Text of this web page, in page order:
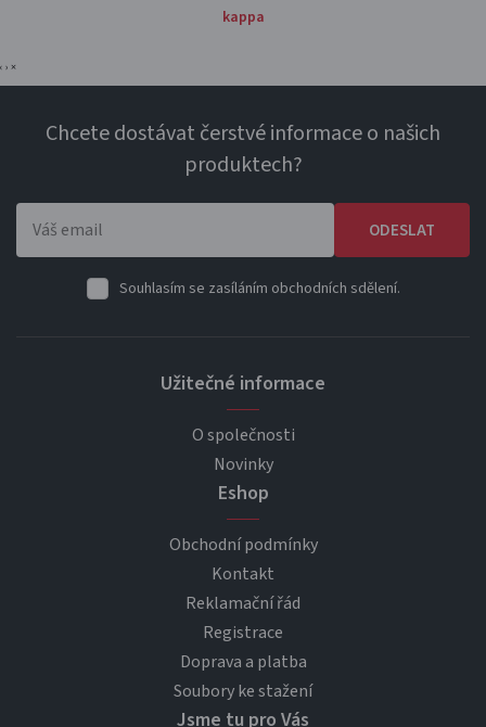
kappa
‹ › ×
Chcete dostávat čerstvé informace o našich
produktech?
ODESLAT
Souhlasím se zasíláním obchodních sdělení.
Užitečné informace
O společnosti
Novinky
Eshop
Obchodní podmínky
Kontakt
Reklamační řád
Registrace
Doprava a platba
Soubory ke stažení
Jsme tu pro Vás